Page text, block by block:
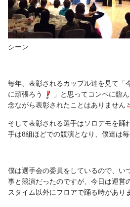
シーン
毎年、表彰されるカップル達を見て「
に頑張ろう
」と思ってコンペに臨
念ながら表彰されたことはありません
そして表彰される選手はソロデモを踊
手は8組ほどでの競演となり、僕達は
僕は選手会の委員をしているので、い
事と競演だったのですが、今日は運営
スタイム以外にフロアで踊る時があり